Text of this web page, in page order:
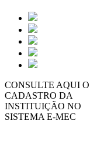
CONSULTE AQUI O
CADASTRO DA
INSTITUIÇÃO NO
SISTEMA E-MEC